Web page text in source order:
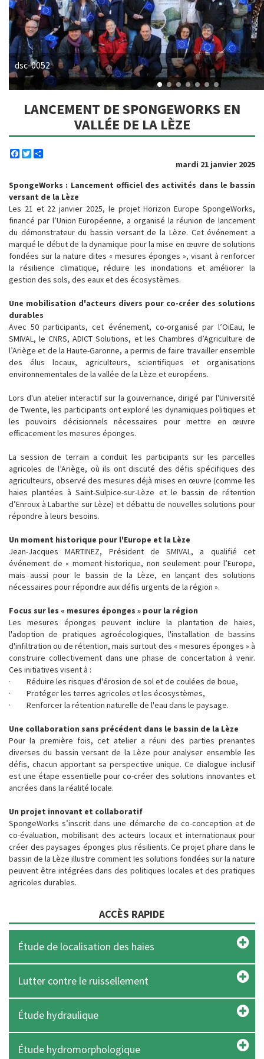
dsc-0052
LANCEMENT DE SPONGEWORKS EN
VALLÉE DE LA LÈZE
Facebook
Twitter
mardi 21 janvier 2025
SpongeWorks : Lancement officiel des activités dans le bassin
versant de la Lèze
Les 21 et 22 janvier 2025, le projet Horizon Europe SpongeWorks,
financé par l’Union Européenne, a organisé la réunion de lancement
du démonstrateur du bassin versant de la Lèze. Cet événement a
marqué le début de la dynamique pour la mise en œuvre de solutions
fondées sur la nature dites « mesures éponges », visant à renforcer
la résilience climatique, réduire les inondations et améliorer la
gestion des sols, des eaux et des écosystèmes.
Une mobilisation d'acteurs divers pour co-créer des solutions
durables
Avec 50 participants, cet événement, co-organisé par l’OiEau, le
SMIVAL, le CNRS, ADICT Solutions, et les Chambres d’Agriculture de
l’Ariège et de la Haute-Garonne, a permis de faire travailler ensemble
des élus locaux, agriculteurs, scientifiques et organisations
environnementales de la vallée de la Lèze et européens.
Lors d'un atelier interactif sur la gouvernance, dirigé par l'Université
de Twente, les participants ont exploré les dynamiques politiques et
les pouvoirs décisionnels nécessaires pour mettre en œuvre
efficacement les mesures éponges.
La session de terrain a conduit les participants sur les parcelles
agricoles de l’Ariège, où ils ont discuté des défis spécifiques des
agriculteurs, observé des mesures déjà mises en œuvre (comme les
haies plantées à Saint-Sulpice-sur-Lèze et le bassin de rétention
d’Enroux à Labarthe sur Lèze) et débattu de nouvelles solutions pour
répondre à leurs besoins.
Un moment historique pour l'Europe et la Lèze
Jean-Jacques MARTINEZ, Président de SMIVAL, a qualifié cet
événement de « moment historique, non seulement pour l’Europe,
mais aussi pour le bassin de la Lèze, en lançant des solutions
nécessaires pour répondre aux défis urgents de la région ».
Focus sur les « mesures éponges » pour la région
Les mesures éponges peuvent inclure la plantation de haies,
l'adoption de pratiques agroécologiques, l'installation de bassins
d'infiltration ou de rétention, mais surtout des « mesures éponges » à
construire collectivement dans une phase de concertation à venir.
Ces initiatives visent à :
· Réduire les risques d'érosion de sol et de coulées de boue,
· Protéger les terres agricoles et les écosystèmes,
· Renforcer la rétention naturelle de l'eau dans le paysage.
Une collaboration sans précédent dans le bassin de la Lèze
Pour la première fois, cet atelier a réuni des parties prenantes
diverses du bassin versant de la Lèze pour analyser ensemble les
défis, chacun apportant sa perspective unique. Ce dialogue inclusif
est une étape essentielle pour co-créer des solutions innovantes et
ancrées dans la réalité locale.
Un projet innovant et collaboratif
SpongeWorks s’inscrit dans une démarche de co-conception et de
co-évaluation, mobilisant des acteurs locaux et internationaux pour
créer des paysages éponges plus résilients. Ce projet phare dans le
bassin de la Lèze illustre comment les solutions fondées sur la nature
peuvent être intégrées dans des politiques locales et des pratiques
agricoles durables.
ACCÈS RAPIDE
Étude de localisation des haies
Lutter contre le ruissellement
Étude hydraulique
Étude hydromorphologique